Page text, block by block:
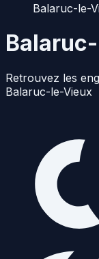
Balaruc-le-
Retrouvez les
Balaruc-le-Vieux